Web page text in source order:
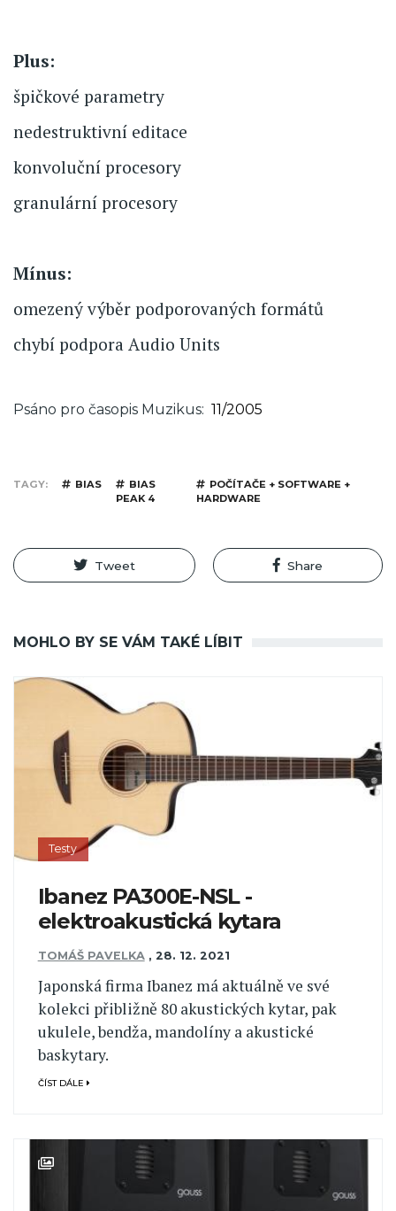
Plus:
špičkové parametry
nedestruktivní editace
konvoluční procesory
granulární procesory
Mínus:
omezený výběr podporovaných formátů
chybí podpora Audio Units
Psáno pro časopis Muzikus 11/2005
TAGY BIAS
BIAS
PEAK 4
POČÍTAČE + SOFTWARE +
HARDWARE
Tweet Share
MOHLO BY SE VÁM TAKÉ LÍBIT
Testy
Ibanez PA300E-NSL -
elektroakustická kytara
TOMÁŠ PAVELKA , 28. 12. 2021
Japonská firma Ibanez má aktuálně ve své
kolekci přibližně 80 akustických kytar, pak
ukulele, bendža, mandolíny a akustické
baskytary.
ČÍST DÁLE